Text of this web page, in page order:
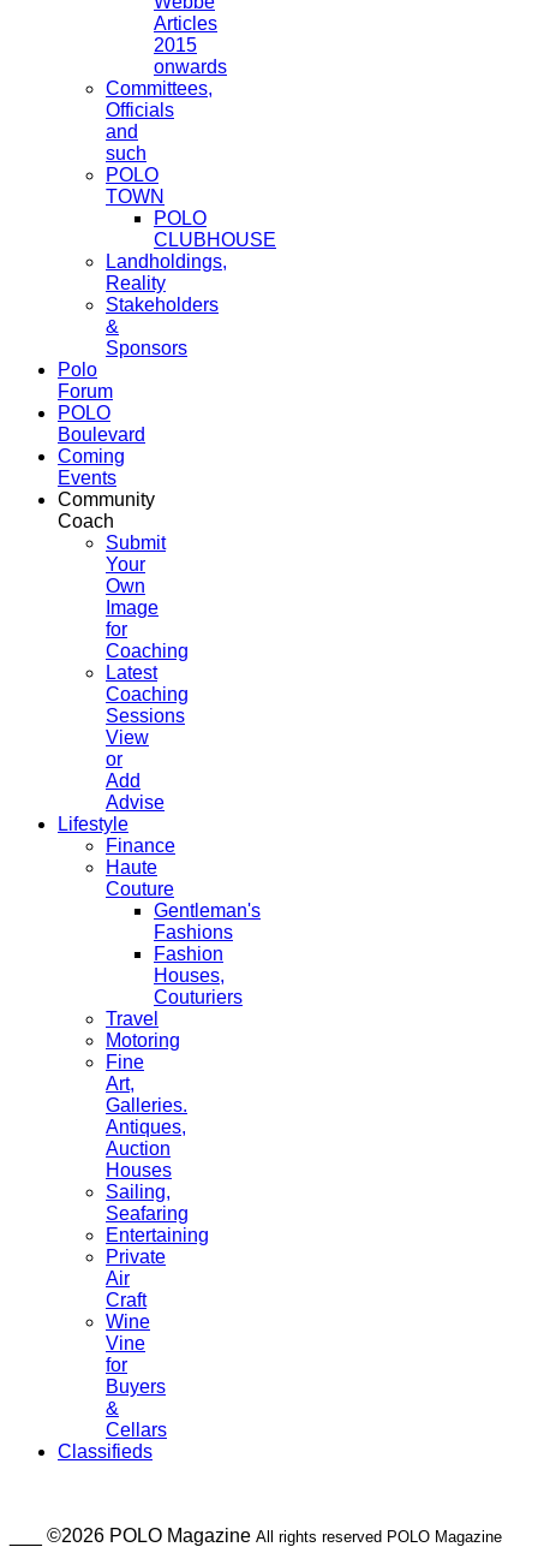
Articles
2015
onwards
Committees,
Officials
and
such
POLO
TOWN
POLO
CLUBHOUSE
Landholdings,
Reality
Stakeholders
&
Sponsors
Polo
Forum
POLO
Boulevard
Coming
Events
Community
Coach
Submit
Your
Own
Image
for
Coaching
Latest
Coaching
Sessions
View
or
Add
Advise
Lifestyle
Finance
Haute
Couture
Gentleman's
Fashions
Fashion
Houses,
Couturiers
Travel
Motoring
Fine
Art,
Galleries.
Antiques,
Auction
Houses
Sailing,
Seafaring
Entertaining
Private
Air
Craft
Wine
Vine
for
Buyers
&
Cellars
Classifieds
___ ©2026 POLO Magazine All rights reserved POLO Magazine